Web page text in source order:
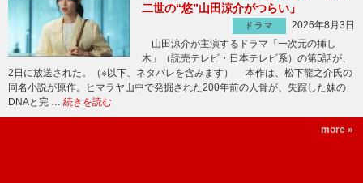
二世の“悠”山田涼介がつらい」
ドラマ
2026年8月3日
山田涼介が主演するドラマ「一次元の挿し
木」（読売テレビ・日本テレビ系）の第5話が、
2日に放送された。（※以下、ネタバレを含みます） 本作は、松下龍之介氏の
同名小説が原作。ヒマラヤ山中で発掘された200年前の人骨が、失踪した妹の
DNAと完 … 続きを読む
more »